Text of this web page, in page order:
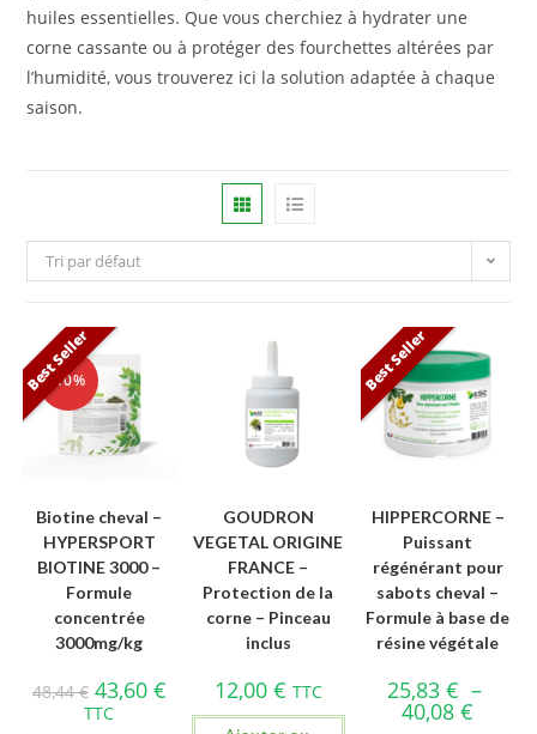
huiles essentielles. Que vous cherchiez à hydrater une
corne cassante ou à protéger des fourchettes altérées par
l’humidité, vous trouverez ici la solution adaptée à chaque
saison.
Tri par défaut
Best Seller
-10%
Biotine cheval –
HYPERSPORT
BIOTINE 3000 –
Formule
concentrée
3000mg/kg
48,44€ 43,60 €
TTC
GOUDRON
VEGETAL ORIGINE
FRANCE –
Protection de la
corne – Pinceau
inclus
12,00 € TTC
Best Seller
HIPPERCORNE –
Puissant
régénérant pour
sabots cheval –
Formule à base de
résine végétale
25,83€ –
40,08€